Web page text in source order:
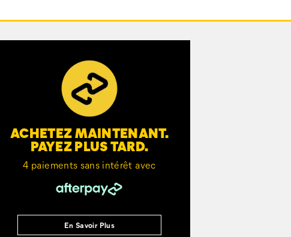
ACHETEZ MAINTENANT.
PAYEZ PLUS TARD.
4 paiements sans intérêt avec
En Savoir Plus